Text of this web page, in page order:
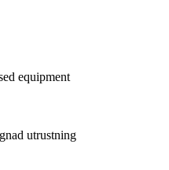
equipment
utrustning